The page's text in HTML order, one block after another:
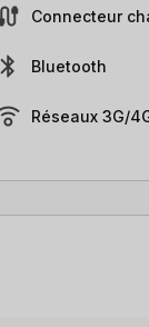
Connecteur
Bluetooth
Réseaux 3G/